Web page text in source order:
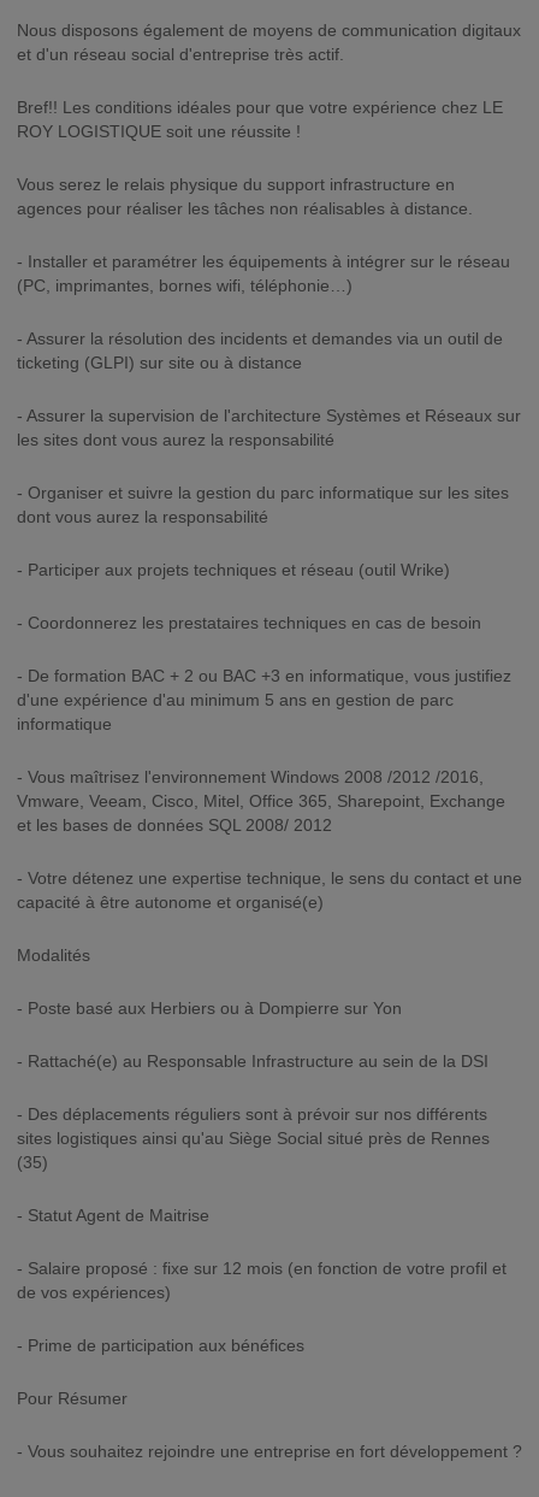
Nous disposons également de moyens de communication digitaux
et d'un réseau social d'entreprise très actif.
Bref!! Les conditions idéales pour que votre expérience chez LE
ROY LOGISTIQUE soit une réussite !
Vous serez le relais physique du support infrastructure en
agences pour réaliser les tâches non réalisables à distance.
- Installer et paramétrer les équipements à intégrer sur le réseau
(PC, imprimantes, bornes wifi, téléphonie…)
- Assurer la résolution des incidents et demandes via un outil de
ticketing (GLPI) sur site ou à distance
- Assurer la supervision de l'architecture Systèmes et Réseaux sur
les sites dont vous aurez la responsabilité
- Organiser et suivre la gestion du parc informatique sur les sites
dont vous aurez la responsabilité
- Participer aux projets techniques et réseau (outil Wrike)
- Coordonnerez les prestataires techniques en cas de besoin
- De formation BAC + 2 ou BAC +3 en informatique, vous justifiez
d'une expérience d'au minimum 5 ans en gestion de parc
informatique
- Vous maîtrisez l'environnement Windows 2008 /2012 /2016,
Vmware, Veeam, Cisco, Mitel, Office 365, Sharepoint, Exchange
et les bases de données SQL 2008/ 2012
- Votre détenez une expertise technique, le sens du contact et une
capacité à être autonome et organisé(e)
Modalités
- Poste basé aux Herbiers ou à Dompierre sur Yon
- Rattaché(e) au Responsable Infrastructure au sein de la DSI
- Des déplacements réguliers sont à prévoir sur nos différents
sites logistiques ainsi qu'au Siège Social situé près de Rennes
(35)
- Statut Agent de Maitrise
- Salaire proposé : fixe sur 12 mois (en fonction de votre profil et
de vos expériences)
- Prime de participation aux bénéfices
Pour Résumer
- Vous souhaitez rejoindre une entreprise en fort développement ?